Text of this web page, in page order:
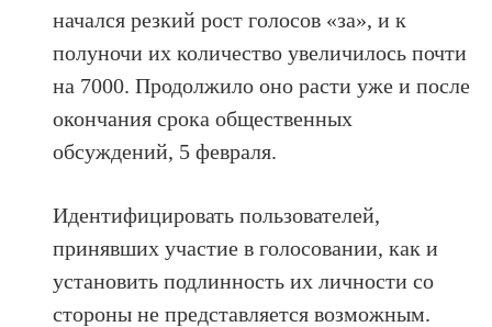
начался резкий рост голосов «за», и к
полуночи их количество увеличилось почти
на 7000. Продолжило оно расти уже и после
окончания срока общественных
обсуждений, 5 февраля.
Идентифицировать пользователей,
принявших участие в голосовании, как и
установить подлинность их личности со
стороны не представляется возможным.